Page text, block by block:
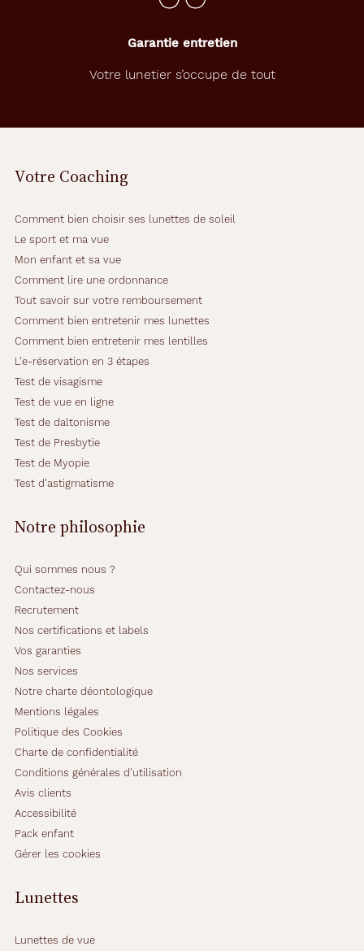
Garantie entretien
Votre lunetier s’occupe de tout
Votre Coaching
Comment bien choisir ses lunettes de soleil
Le sport et ma vue
Mon enfant et sa vue
Comment lire une ordonnance
Tout savoir sur votre remboursement
Comment bien entretenir mes lunettes
Comment bien entretenir mes lentilles
L'e-réservation en 3 étapes
Test de visagisme
Test de vue en ligne
Test de daltonisme
Test de Presbytie
Test de Myopie
Test d'astigmatisme
Notre philosophie
Qui sommes nous ?
Contactez-nous
Recrutement
Nos certifications et labels
Vos garanties
Nos services
Notre charte déontologique
Mentions légales
Politique des Cookies
Charte de confidentialité
Conditions générales d'utilisation
Avis clients
Accessibilité
Pack enfant
Gérer les cookies
Lunettes
Lunettes de vue